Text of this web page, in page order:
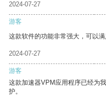
2024-07-27
游客
这款软件的功能非常强大，可以满
2024-07-27
游客
这款加速器VPM应用程序已经为
护。